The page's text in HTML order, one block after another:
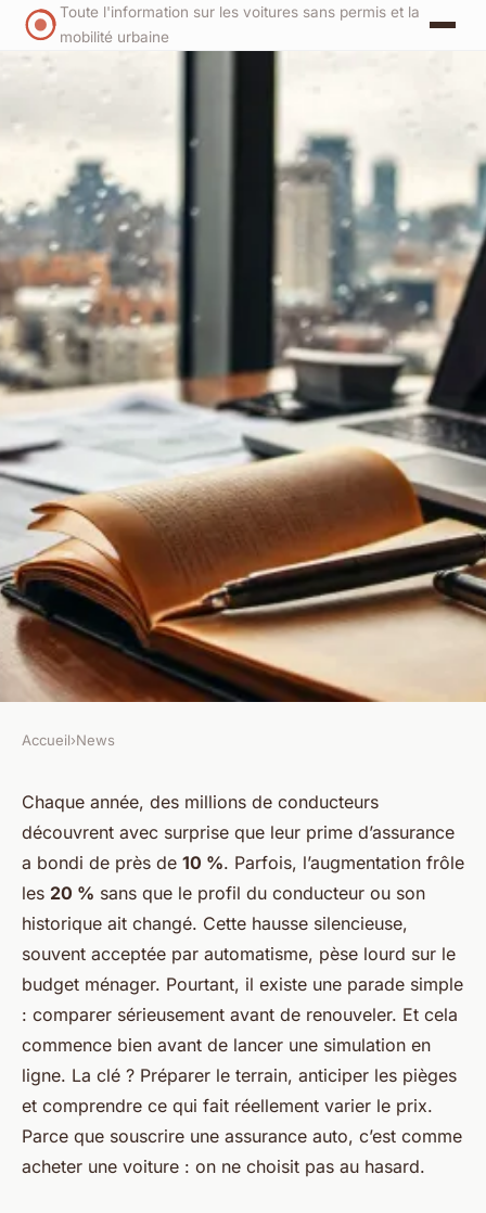
Toute l'information sur les voitures sans permis et la
mobilité urbaine
Comparatif des devis
d'assurance auto pour une
souscription rapide
Colas•12/03/2026 07:45•11 min de lecture
Accueil›News
Chaque année, des millions de conducteurs
découvrent avec surprise que leur prime d’assurance
a bondi de près de 10 %. Parfois, l’augmentation frôle
les 20 % sans que le profil du conducteur ou son
historique ait changé. Cette hausse silencieuse,
souvent acceptée par automatisme, pèse lourd sur le
budget ménager. Pourtant, il existe une parade simple
: comparer sérieusement avant de renouveler. Et cela
commence bien avant de lancer une simulation en
ligne. La clé ? Préparer le terrain, anticiper les pièges
et comprendre ce qui fait réellement varier le prix.
Parce que souscrire une assurance auto, c’est comme
acheter une voiture : on ne choisit pas au hasard.